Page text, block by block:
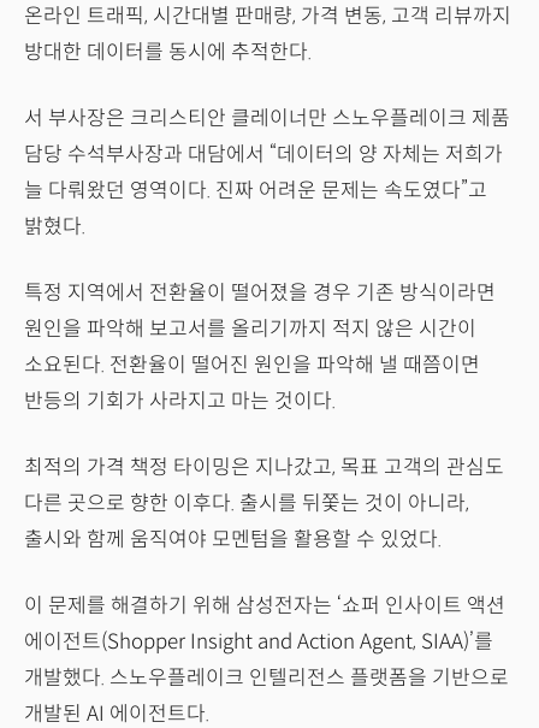
온라인 트래픽, 시간대별 판매량, 가격 변동, 고객 리뷰까지
방대한 데이터를 동시에 추적한다.
서 부사장은 크리스티안 클레이너만 스노우플레이크 제품
담당 수석부사장과 대담에서 “데이터의 양 자체는 저희가
늘 다뤄왔던 영역이다. 진짜 어려운 문제는 속도였다”고
밝혔다.
특정 지역에서 전환율이 떨어졌을 경우 기존 방식이라면
원인을 파악해 보고서를 올리기까지 적지 않은 시간이
소요된다. 전환율이 떨어진 원인을 파악해 낼 때쯤이면
반등의 기회가 사라지고 마는 것이다.
최적의 가격 책정 타이밍은 지나갔고, 목표 고객의 관심도
다른 곳으로 향한 이후다. 출시를 뒤쫓는 것이 아니라,
출시와 함께 움직여야 모멘텀을 활용할 수 있었다.
이 문제를 해결하기 위해 삼성전자는 ‘쇼퍼 인사이트 액션
에이전트(Shopper Insight and Action Agent, SIAA)’를
개발했다. 스노우플레이크 인텔리전스 플랫폼을 기반으로
개발된 AI 에이전트다.